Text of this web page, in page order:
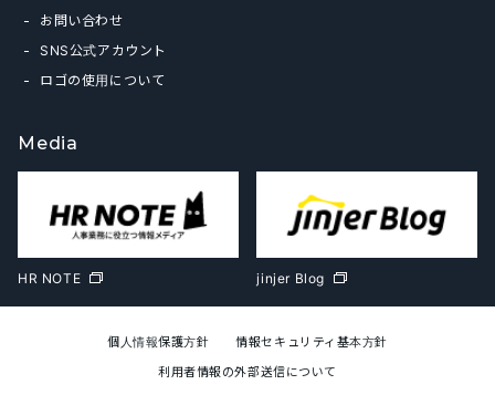
お問い合わせ
SNS公式アカウント
ロゴの使用について
Media
HR NOTE jinjer Blog
個人情報保護方針
情報セキュリティ基本方針
利用者情報の外部送信について